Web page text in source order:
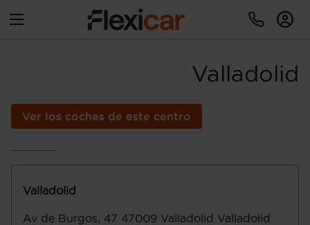
Valladolid
Ver los coches de este centro
Valladolid
Av de Burgos, 47 47009 Valladolid Valladolid